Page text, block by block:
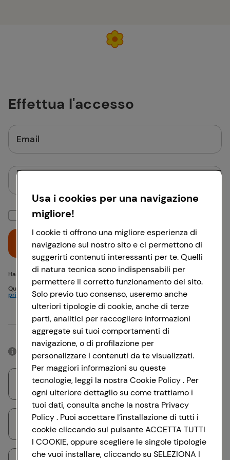
Effettua l'accesso
Email
Mantieni la sessione attiva
Hai problemi di accesso? {{recover-pwd}} o {{recover-email}}
Questo sito è protetto da reCAPTCHA e si applicano
privacy eTermini di servizioGoogle
Accedi
Oppure
Accedendo con il tuo account social, rimarrai connesso per 12 ore.
Accedi con Google
Usa i cookies per una navigazione
migliore!
I cookie ti offrono una migliore esperienza di
navigazione sul nostro sito e ci permettono di
suggerirti contenuti interessanti per te. Quelli
di natura tecnica sono indispensabili per
permettere il corretto funzionamento del sito.
Solo previo tuo consenso, useremo anche
ulteriori tipologie di cookie, anche di terze
parti, analitici per raccogliere informazioni
aggregate sui tuoi comportamenti di
navigazione, o di profilazione per
personalizzare i contenuti da te visualizzati.
Per maggiori informazioni su queste
tecnologie, leggi la nostra Cookie Policy . Per
ogni ulteriore dettaglio su come trattiamo i
tuoi dati, consulta anche la nostra Privacy
Policy . Puoi accettare l’installazione di tutti i
cookie cliccando sul pulsante ACCETTA TUTTI
I COOKIE, oppure scegliere le singole tipologie
che vuoi installare, cliccando su SELEZIONA I